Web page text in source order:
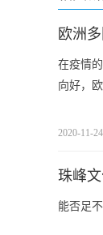
欧洲
在疫情
向好，
2020-11-
珠峰
能否足